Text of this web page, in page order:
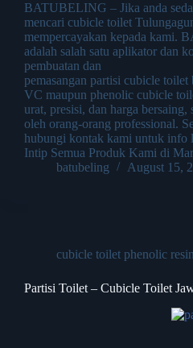
BATUBELING – Jika anda
mencari cubicle toilet
mempercayakan kepada kami.
adalah salah satu aplikator dan
pembuatan dan
pemasangan partisi cubicle
VC maupun phenolic cubicle
urat, presisi, dan harga bersaing,
oleh orang-orang professional.
hubungi kontak kami untuk info
Intip Semua Produk Kami di
batubeling
August 15,
cubicle toilet phenolic resin
Partisi Toilet – Cubicle Toilet